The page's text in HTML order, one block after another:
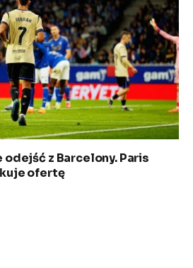
odejść z Barcelony. Paris
ofertę